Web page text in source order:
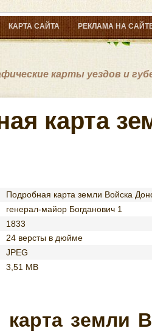
КАРТА САЙТА РЕКЛАМА НА
карты уездов и
карта
Подробная карта земли Войска
генерал-майор Богданович 1
1833
24 версты в дюйме
JPEG
3,51 MB
земли